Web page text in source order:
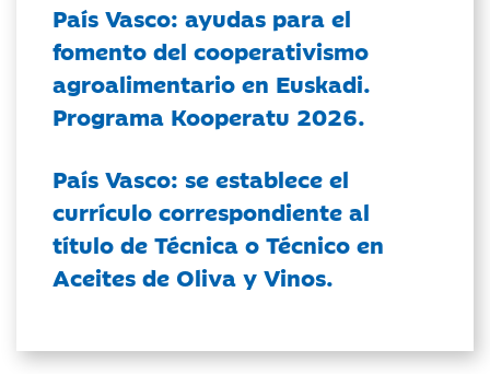
País Vasco: ayudas para el
fomento del cooperativismo
agroalimentario en Euskadi.
Programa Kooperatu 2026.
País Vasco: se establece el
currículo correspondiente al
título de Técnica o Técnico en
Aceites de Oliva y Vinos.